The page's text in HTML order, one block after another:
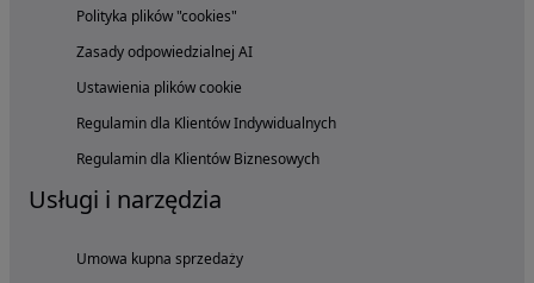
Polityka plików "cookies"
Zasady odpowiedzialnej AI
Ustawienia plików cookie
Regulamin dla Klientów Indywidualnych
Regulamin dla Klientów Biznesowych
Usługi i narzędzia
Umowa kupna sprzedaży